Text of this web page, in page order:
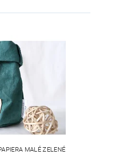
MALÉ ZELENÉ